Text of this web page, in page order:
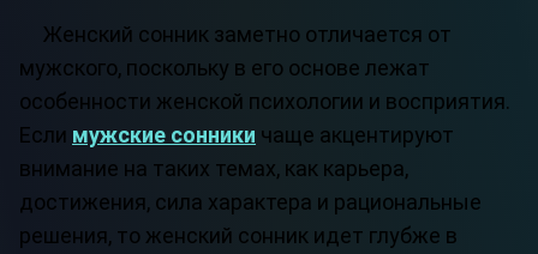
Женский сонник заметно отличается от
мужского, поскольку в его основе лежат
особенности женской психологии и восприятия.
Если мужские сонники чаще акцентируют
внимание на таких темах, как карьера,
достижения, сила характера и рациональные
решения, то женский сонник идет глубже в